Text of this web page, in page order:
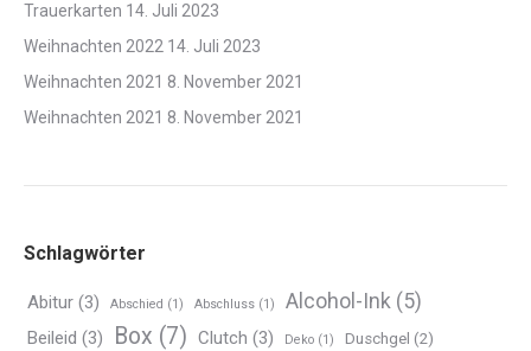
Trauerkarten 14. Juli 2023
Weihnachten 2022 14. Juli 2023
Weihnachten 2021 8. November 2021
Weihnachten 2021 8. November 2021
Schlagwörter
Abitur (3) Abschied (1) Abschluss (1) Alcohol-Ink (5)
Beileid (3) Box (7) Clutch (3) Deko (1) Duschgel (2)